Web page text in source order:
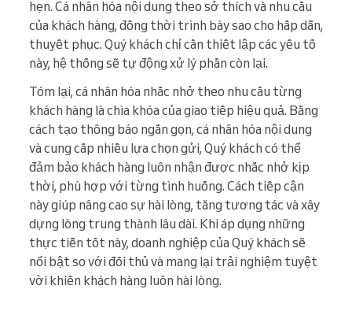
hẹn. Cá nhân hóa nội dung theo sở thích và nhu cầu
của khách hàng, đồng thời trình bày sao cho hấp dẫn,
thuyết phục. Quý khách chỉ cần thiết lập các yếu tố
này, hệ thống sẽ tự động xử lý phần còn lại.
Tóm lại, cá nhân hóa nhắc nhở theo nhu cầu từng
khách hàng là chìa khóa của giao tiếp hiệu quả. Bằng
cách tạo thông báo ngắn gọn, cá nhân hóa nội dung
và cung cấp nhiều lựa chọn gửi, Quý khách có thể
đảm bảo khách hàng luôn nhận được nhắc nhở kịp
thời, phù hợp với từng tình huống. Cách tiếp cận
này giúp nâng cao sự hài lòng, tăng tương tác và xây
dựng lòng trung thành lâu dài. Khi áp dụng những
thực tiễn tốt này, doanh nghiệp của Quý khách sẽ
nổi bật so với đối thủ và mang lại trải nghiệm tuyệt
vời khiến khách hàng luôn hài lòng.